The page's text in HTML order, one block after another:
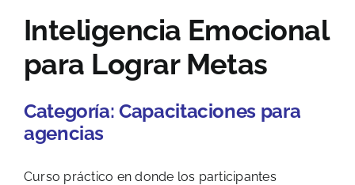
Cursos con crédito
Proyectos Especiales
Inteligencia Emocional
para Lograr Metas
Categoría:Capacitaciones para
agencias
Curso práctico en donde los participantes